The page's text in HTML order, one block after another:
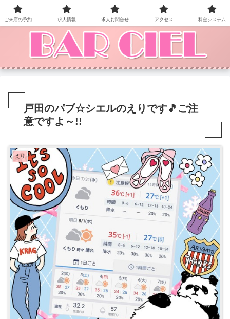
BAR CIEL！ご来店お待ちしています。
戸田のパブ☆シエルのえりです🎵ご注
意ですよ～!!
えり
ご来店の予約 求人情報 求人お問合せ アクセス 料金システム